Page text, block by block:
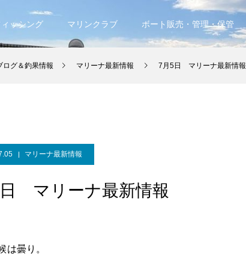
ィッシング マリンクラブ ボート販売・管理・保管
ログ＆釣果情報 マリーナ最新情報 7月5日 マリーナ最新情報
マリーナ最新情報
マリーナ最新情報
は曇り。